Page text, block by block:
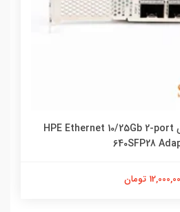
کارت شبکه سرور اچ پی HPE Ethernet 10/25Gb 2-port
640SFP28
تومان